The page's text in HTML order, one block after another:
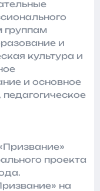
группам
и
культура и
и основное
проекта
на